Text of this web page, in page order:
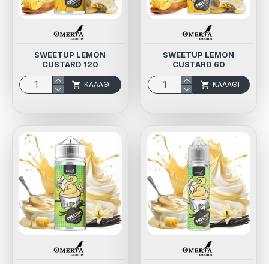
SWEETUP LEMON
CUSTARD 120
ΚΑΛΆΘΙ
SWEETUP LEMON
CUSTARD 60
ΚΑΛΆΘΙ